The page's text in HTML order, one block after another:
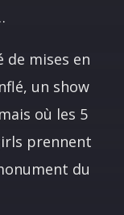
de mises en
un show
où les 5
prennent
du